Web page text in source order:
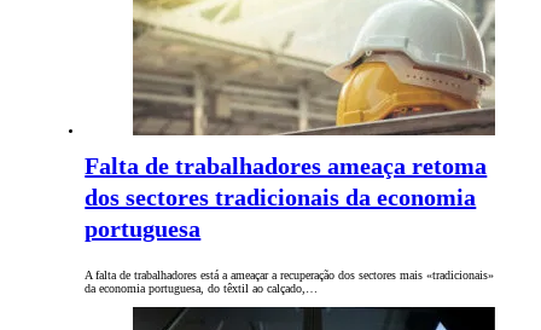
Falta de trabalhadores ameaça retoma
dos sectores tradicionais da economia
portuguesa
A falta de trabalhadores está a ameaçar a recuperação dos sectores mais «tradicionais»
da economia portuguesa, do têxtil ao calçado,…